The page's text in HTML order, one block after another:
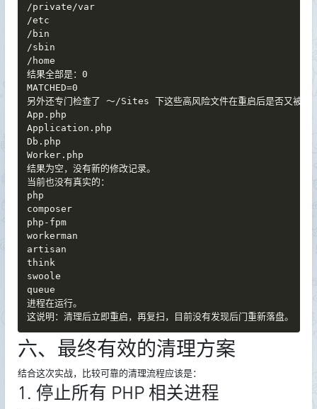
/private/var
/etc
/bin
/sbin
/home
结果全部是：0
MATCHED=0
另外还专门检查了 ～/Sites 下这些高风险文件在重启后是否又被写
App.php
Application.php
Db.php
Worker.php
结果为空，没有新的修改记录。
当前也没有真实的：
php
composer
php-fpm
workerman
artisan
think
swoole
queue
进程在运行。
这说明：清理后立即重启，再复扫，目前没有发现后门重新落盘。
六、最终有效的清理方案
结合这次实战，比较可靠的清理流程应该是：
1. 停止所有 PHP 相关进程